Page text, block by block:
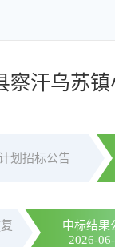
察汗乌苏
划招标公告
中标结果
2026-